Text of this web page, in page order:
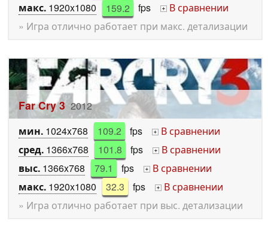
макс. 1920x1080 159.2 fps +
В сравнении
» Игра отлично работает при макс. детализации
Far Cry 3 2012
мин. 1024x768 109.2 fps +
В сравнении
сред. 1366x768 101.8 fps +
В сравнении
выс. 1366x768 79.1 fps +
В сравнении
макс. 1920x1080 32.3 fps +
В сравнении
» Игра отлично работает при выс. детализации